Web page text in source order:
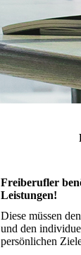
Freiberufler
Leistungen!
Diese müssen
und den
persönlichen